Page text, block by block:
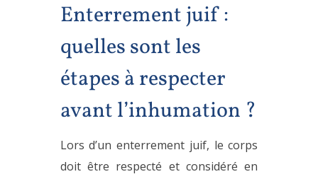
Enterrement juif :
quelles sont les
étapes à respecter
avant l’inhumation ?
Lors d’un enterrement juif, le corps
doit être respecté et considéré en